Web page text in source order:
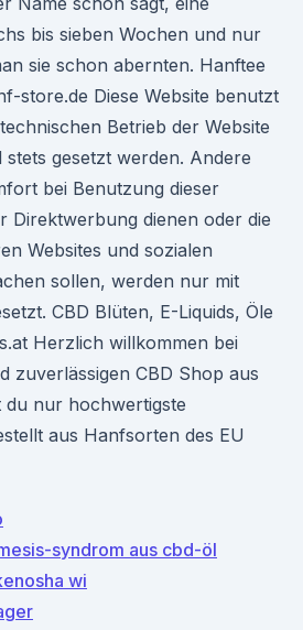
bis sieben Wochen und nur
sie schon abernten. Hanftee
store.de Diese Website benutzt
Betrieb der Website
gesetzt werden. Andere
bei Benutzung dieser
Direktwerbung dienen oder die
Websites und sozialen
sollen, werden nur mit
CBD Blüten, E-Liquids, Öle
Herzlich willkommen bei
zuverlässigen CBD Shop aus
du nur hochwertigste
aus Hanfsorten des EU
syndrom aus cbd-öl
wi